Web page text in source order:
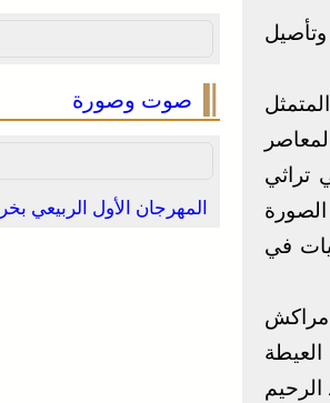
تراثي
في
مراكش
صوت وصورة
المهرجان الأول الربيعي